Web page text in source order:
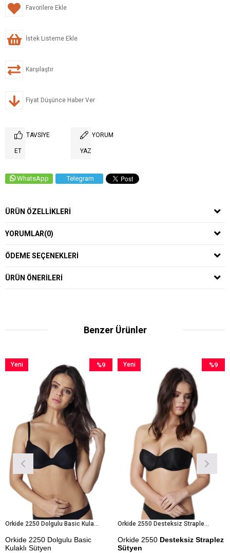
Favorilere Ekle
İstek Listeme Ekle
Karşılaştır
Fiyat Düşünce Haber Ver
TAVSIYE
ET
YORUM
YAZ
WhatsApp Telegram
ÜRÜN ÖZELLIKLERI
YORUMLAR(0)
ÖDEME SEÇENEKLERI
ÜRÜN ÖNERILERI
Benzer Ürünler
Orkide 2250 Dolgulu Basic Kulaklı Sütyen
2250 Dolgulu Basic
Sütyen
İndirim
%9İndirim
Orkide 2550 Desteksiz Straplez Sütyen
Orkide 2550Desteksiz Straplez
Sütyen
İndirim
%9İndirim
Yeni
Yeni